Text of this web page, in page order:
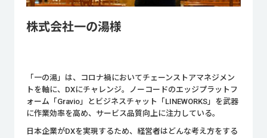
株式会社一の湯様
「一の湯」は、コロナ禍においてチェーンストアマネジメン
トを軸に、DXにチャレンジ。ノーコードのエッジプラットフ
ォーム「Gravio」とビジネスチャット「LINEWORKS」を武器
に作業効率を高め、サービス品質向上に注力している。
日本企業がDXを実現するため、経営者はどんな考え方をする